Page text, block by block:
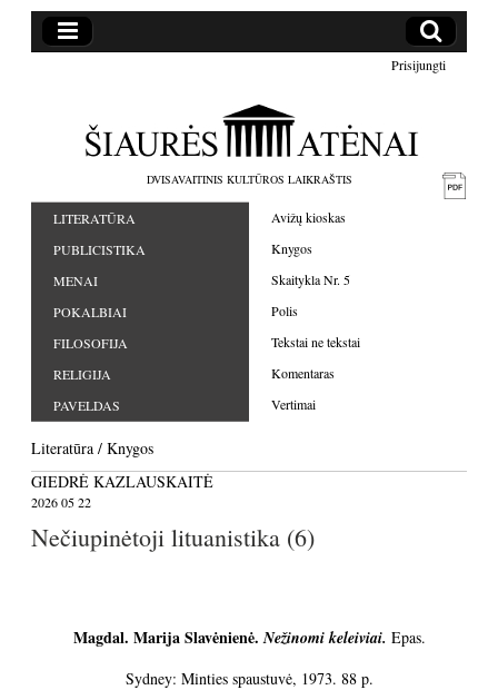
Prisijungti
DVISAVAITINIS KULTŪROS LAIKRAŠTIS
LITERATŪRA
PUBLICISTIKA
MENAI
POKALBIAI
FILOSOFIJA
RELIGIJA
PAVELDAS
Avižų kioskas
Knygos
Skaitykla Nr. 5
Polis
Tekstai ne tekstai
Komentaras
Vertimai
Literatūra / Knygos
GIEDRĖ KAZLAUSKAITĖ
2026 05 22
Nečiupinėtoji lituanistika (6)
Magdal. Marija Slavėnienė. Nežinomi keleiviai. Epas.
Sydney: Minties spaustuvė, 1973. 88 p.